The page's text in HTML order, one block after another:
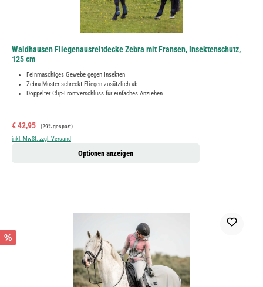
Waldhausen Fliegenausreitdecke Zebra mit Fransen, Insektenschutz,
125 cm
Feinmaschiges Gewebe gegen Insekten
Zebra-Muster schreckt Fliegen zusätzlich ab
Doppelter Clip-Frontverschluss für einfaches Anziehen
Verkaufspreis:
€ 42,95 Regulärer Preis:
(29% gespart)
inkl. MwSt. zzgl. Versand
Optionen anzeigen
%